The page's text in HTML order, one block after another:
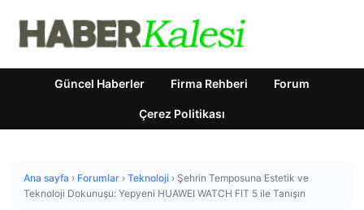
Güncel Haberler Firma Rehberi Forum
Çerez Politikası
Ana sayfa › Forumlar › Teknoloji › Şehrin Temposuna Estetik ve
Teknoloji Dokunuşu: Yepyeni HUAWEI WATCH FIT 5 ile Tanışın